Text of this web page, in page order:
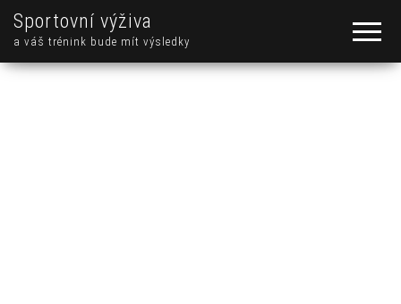
Sportovní výživa
a váš trénink bude mít výsledky